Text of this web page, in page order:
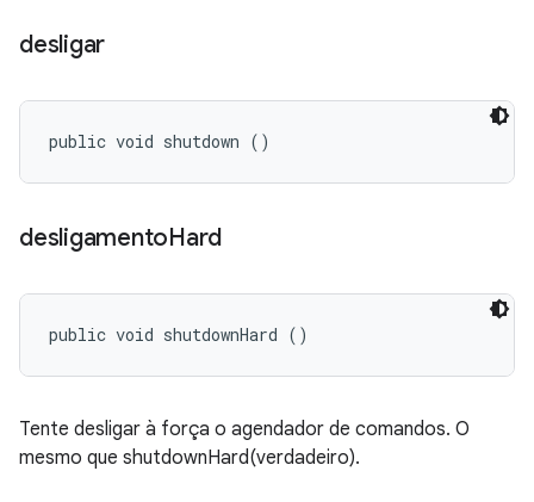
desligar
public void shutdown ()
desligamentoHard
public void shutdownHard ()
Tente desligar à força o agendador de comandos. O
mesmo que shutdownHard(verdadeiro).